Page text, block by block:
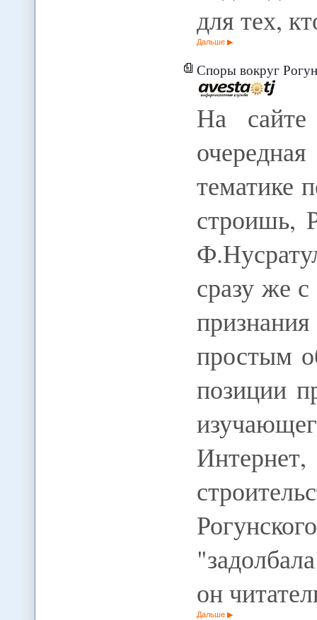
для тех,
Дальше
Споры вокруг
На сайте
тематике
строишь,
сразу же
простым
позиции
он
Дальше